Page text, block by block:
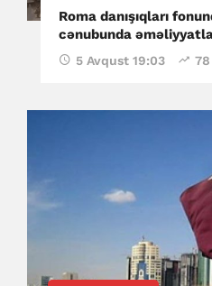
Roma danışıqları
cənubunda
5 Avqust 19:03 78